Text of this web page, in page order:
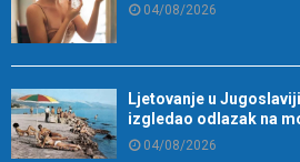
04/08/2026
Ljetovanje u
izgledao odlazak na
04/08/2026